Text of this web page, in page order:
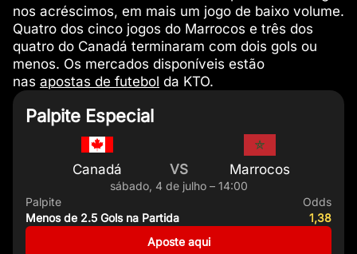
nos acréscimos, em mais um jogo de baixo volume.
Quatro dos cinco jogos do Marrocos e três dos
quatro do Canadá terminaram com dois gols ou
menos. Os mercados disponíveis estão
nas apostas de futebol da KTO.
Palpite Especial
Canadá VS Marrocos
sábado, 4 de julho – 14:00
Palpite
Menos de 2.5 Gols na Partida
Odds
1,38
Aposte aqui